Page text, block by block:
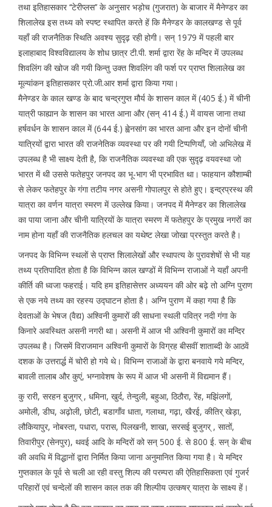
तथा इतिहासकार ‘‘टेरीप्लस’’ के अनुसार भड़ोच (गुजरात) के बाजार में मैनेण्डर का
शिलालेख इस तथ्य को स्पष्ट स्थापित करते हें कि मैनेण्डर के कालखण्ड से पूर्व
यहाँ की राजनैतिक स्थिति अवश्य सुदृढ़ रही होगी। सन् 1979 में पहली बार
इलाहाबाद विश्वविद्यालय के शोध छात्र टी.पी. शर्मा द्वारा रेंह के मन्दिर में उपलब्ध
शिवलिंग की खोज की गयी किन्तु उक्त शिवलिंग की फर्श पर प्राप्त शिलालेख का
मूल्यांकन इतिहासकार प्रो.जी.आर शर्मा द्वारा किया गया।
मैनेण्डर के काल खण्ड के बाद चन्द्रगुप्त मौर्य के शासन काल में (405 ई.) में चीनी
यात्री फाह्यान के शासन का भारत आना और (सन् 414 ई.) में वायस जाना तथा
हर्षवर्धन के शासन काल में (644 ई.) ह्वेनसांग का भारत आना और इन दोनों चीनी
यात्रियों द्वारा भारत की राजनेतिक व्यवस्था पर की गयी टिप्पणियाँ, जो अभिलेख में
उपलब्ध है भी साक्ष्य देती है, कि राजनैतिक व्यवस्था की एक सुदृढ़ वयवस्था जो
भारत में थी उससे फतेहपुर जनपद का भू-भाग भी प्रभावित था। फाहयान कौशाम्बी
से लेकर फतेहपुर के गंगा तटीय नगर असनी गोपालपुर से होते हुए। इन्द्रप्रस्थ की
यात्रा का वर्णन यात्रा स्मरण में उल्लेख किया। जनपद में मैनेण्डर का शिलालेख
का पाया जाना और चीनी यात्रियों के यात्रा स्मरण में फतेहपुर के प्रमुख नगरों का
नाम होना यहाँ की राजनैतिक हलचल का यथेष्ट लेखा जोखा प्रस्तुत करते है।
जनपद के विभिन्न स्थलों से प्राप्त शिलालेखों और स्थापत्य के पुरावशेषों से भी यह
तथ्य प्रतिपादित होता है कि विभिन्न काल खण्डों में विभिन्न राजाओं ने यहाँ अपनी
कीर्ति की ध्वजा फहराई। यदि हम इतिहासेत्तर अध्ययन की ओर बढ़े तो अग्नि पुराण
से एक नये तथ्य का रहस्य उद्घाटन होता है। अग्नि पुराण में कहा गया है कि
देवताओं के भेषज (वैद्य) अश्विनी कुमारों की साधना स्थली पवित्र नदी गंगा के
किनारे अवस्थित असनी नगरी था। असनी में आज भी अश्विनी कुमारों का मन्दिर
उपलब्ध है। जिसमें विराजमान अश्विनी कुमारों के विग्रह बीसवीं शाताब्दी के आठवें
दशक के उत्तरार्द्ध में चोरी हो गये थे। विभिन्न राजाओं के द्वारा बनवाये गये मन्दिर,
बावली तालाब और कुएं, भग्नावेशष के रूप में आज भी असनी में विद्यमान हैं।
कु रारी, सरहन बुजुगर् , धमिना, खुर्द, तेन्दुली, बहुआ, ठिठौरा, रेंह, मझिंलगों,
अमोली, डीघ, अढ़ोली, छोटी, बडागाँव धाता, गलाथा, गढ़ा, खैरई, कीतिर् खेड़ा,
लौकियापुर, नोबस्ता, पधारा, परास, पिलखनी, शाखा, सरसई बुजुगर् , सातों,
तिवारीपुर (सेनपुर), थवई आदि के मन्दिरों को सन् 500 ई. से 800 ई. सन् के बीच
की अवधि में विद्धानों द्वारा निर्मित किया जाना अनुमानित किया गया है। ये मन्दिर
गुप्तकाल के पूर्व से चली आ रही वस्तु शिल्प की परम्परा की ऐतिहासिकता एवं गुजर्र
परिहारों एवं चन्देलों की शासन काल तक की शिल्पीय उत्कषर् यात्रा के साक्ष्य हें।